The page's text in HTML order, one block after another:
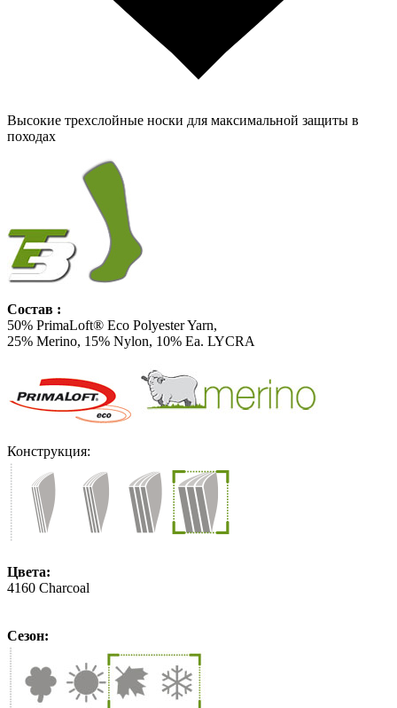
Высокие трехслойные носки для максимальной защиты в
походах
Состав :
50% PrimaLoft® Eco Polyester Yarn,
25% Merino, 15% Nylon, 10% Ea. LYCRA
Конструкция:
Цвета:
4160 Charcoal
Сезон: